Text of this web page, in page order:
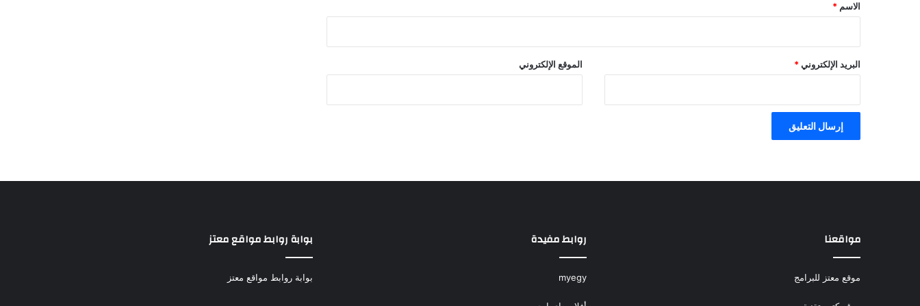
الاسم *
البريد الإلكتروني* الموقع الإلكتروني
مواقعنا
موقع معتز للبرامج
روابط مفيدة
myegy
بوابة روابط مواقع معتز
بوابة روابط مواقع معتز